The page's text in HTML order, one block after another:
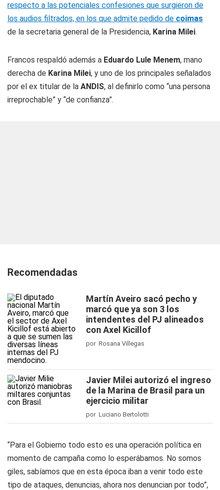
respecto a las potenciales confesiones que surgieron de
los audios filtrados, en los que admite pedido de coimas
de la secretaria general de la Presidencia, Karina Milei.
Francos respaldó además a Eduardo Lule Menem, mano
derecha de Karina Milei, y uno de los principales señalados
por el ex titular de la ANDIS, al definirlo como “una persona
irreprochable” y “de confianza”.
Recomendadas
Martín Aveiro sacó pecho y
marcó que ya son 3 los
intendentes del PJ alineados
con Axel Kicillof
por Rosana Villegas
Javier Milei autorizó el ingreso
de la Marina de Brasil para un
ejercicio militar
por Luciano Bertolotti
“Para el Gobierno todo esto es una operación política en
momento de campaña como lo esperábamos. No somos
giles, sabíamos que en esta época iban a venir todo este
tipo de ataques, denuncias, ahora nos denuncian por todo”,